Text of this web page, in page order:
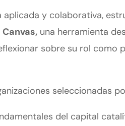
y colaborativa,
una herramienta
sobre su rol
seleccionadas
del capital